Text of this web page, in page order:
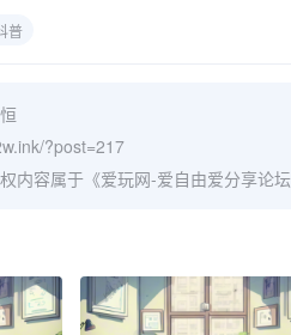
普
?post=217
内容属于《爱玩网-爱自由爱分享论